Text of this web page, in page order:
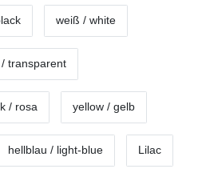
weiß / white
transparent
/ rosa yellow / gelb
hellblau / light-blue Lilac